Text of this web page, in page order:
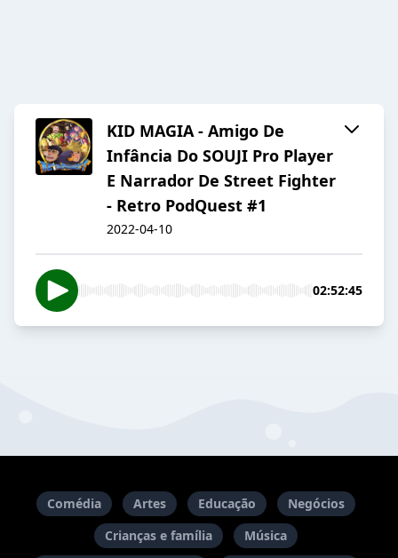
KID MAGIA - Amigo De
Infância Do SOUJI Pro Player
E Narrador De Street Fighter
- Retro PodQuest #1
2022-04-10
02:52:45
Comédia Artes Educação
Negócios
Crianças e família
Música